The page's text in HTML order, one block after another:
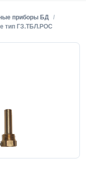
приборы БД
тип ГЗ.ТБЛ.РОС